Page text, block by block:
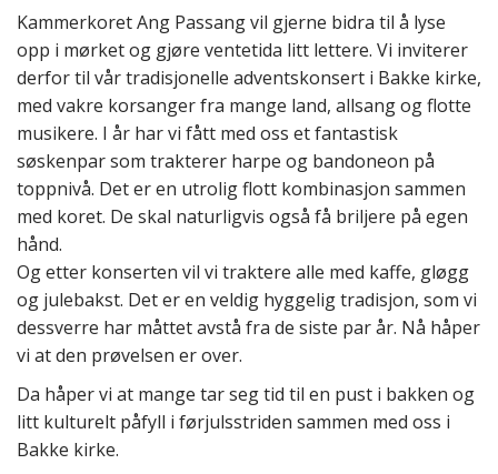
Kammerkoret Ang Passang vil gjerne bidra til å lyse
opp i mørket og gjøre ventetida litt lettere. Vi inviterer
derfor til vår tradisjonelle adventskonsert i Bakke kirke,
med vakre korsanger fra mange land, allsang og flotte
musikere. I år har vi fått med oss et fantastisk
søskenpar som trakterer harpe og bandoneon på
toppnivå. Det er en utrolig flott kombinasjon sammen
med koret. De skal naturligvis også få briljere på egen
hånd.
Og etter konserten vil vi traktere alle med kaffe, gløgg
og julebakst. Det er en veldig hyggelig tradisjon, som vi
dessverre har måttet avstå fra de siste par år. Nå håper
vi at den prøvelsen er over.
Da håper vi at mange tar seg tid til en pust i bakken og
litt kulturelt påfyll i førjulsstriden sammen med oss i
Bakke kirke.